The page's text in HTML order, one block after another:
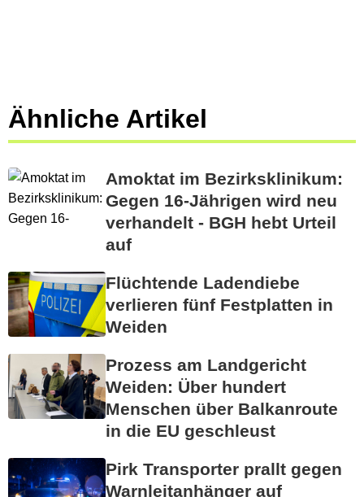
Ähnliche Artikel
Amoktat im Bezirksklinikum:
Gegen 16-Jährigen wird neu
verhandelt - BGH hebt Urteil
auf
Flüchtende Ladendiebe
verlieren fünf Festplatten in
Weiden
Prozess am Landgericht
Weiden: Über hundert
Menschen über Balkanroute
in die EU geschleust
Pirk Transporter prallt gegen
Warnleitanhänger auf